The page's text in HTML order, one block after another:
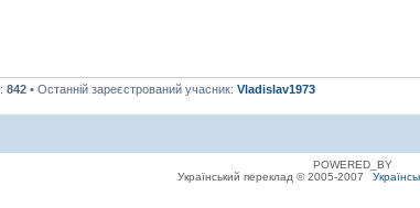
842 • Останній зареєстрований учасник: Vladislav1973
POWERED_BY
Український переклад © 2005-2007